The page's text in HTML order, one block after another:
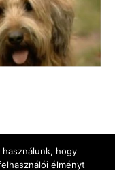
hogy
élményt